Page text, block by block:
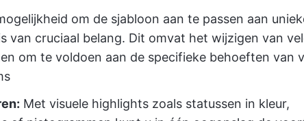
om de sjabloon aan te passen aan
van cruciaal belang. Dit omvat het wijzigen van
om te voldoen aan de specifieke behoeften van
Met visuele highlights zoals statussen in kleur,